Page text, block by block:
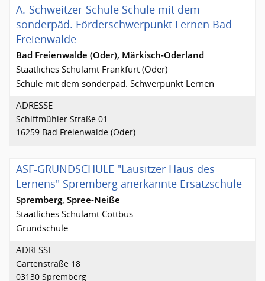
A.-Schweitzer-Schule Schule mit dem
sonderpäd. Förderschwerpunkt Lernen Bad
Freienwalde
Bad Freienwalde (Oder), Märkisch-Oderland
Staatliches Schulamt Frankfurt (Oder)
Schule mit dem sonderpäd. Schwerpunkt Lernen
ADRESSE
Schiffmühler Straße 01
16259 Bad Freienwalde (Oder)
ASF-GRUNDSCHULE "Lausitzer Haus des
Lernens" Spremberg anerkannte Ersatzschule
Spremberg, Spree-Neiße
Staatliches Schulamt Cottbus
Grundschule
ADRESSE
Gartenstraße 18
03130 Spremberg